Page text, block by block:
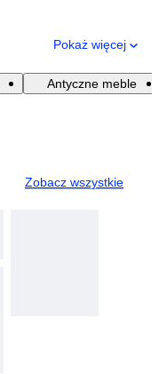
Pokaż więcej
Antyczne meble
Zobacz wszystkie